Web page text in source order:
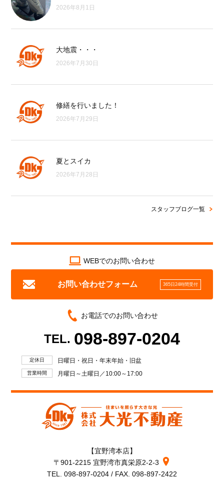
2026年8月1日
大地震・・・
2026年7月30日
修繕を行いました！
2026年7月29日
夏とスイカ
2026年7月28日
スタッフブログ一覧
WEBでのお問い合わせ
お問い合わせフォーム 365日24時間受付
お電話でのお問い合わせ
TEL. 098-897-0204
定休日 日曜日・祝日・年末年始・旧盆
営業時間 月曜日～土曜日／10:00～17:00
【宜野湾本店】
〒901-2215 宜野湾市真栄原2-2-3
TEL. 098-897-0204 / FAX. 098-897-2422